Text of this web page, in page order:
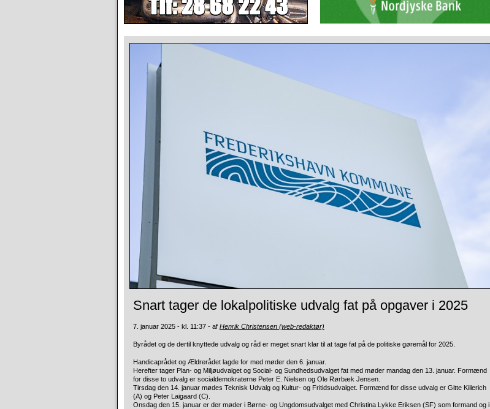
Snart tager de lokalpolitiske udvalg fat på opgaver i 2025
7. januar 2025 - kl. 11:37 - af Henrik Christensen (web-redaktør)
Byrådet og de dertil knyttede udvalg og råd er meget snart klar til at tage fat på de politiske gøremål for 2025.
Handicaprådet og Ældrerådet lagde for med møder den 6. januar.
Herefter tager Plan- og Miljøudvalget og Social- og Sundhedsudvalget fat med møder mandag den 13. januar. Formænd
for disse to udvalg er socialdemokraterne Peter E. Nielsen og Ole Rørbæk Jensen.
Tirsdag den 14. januar mødes Teknisk Udvalg og Kultur- og Fritidsudvalget. Formænd for disse udvalg er Gitte Kiilerich
(A) og Peter Laigaard (C).
Onsdag den 15. januar er der møder i Børne- og Ungdomsudvalget med Christina Lykke Eriksen (SF) som formand og i